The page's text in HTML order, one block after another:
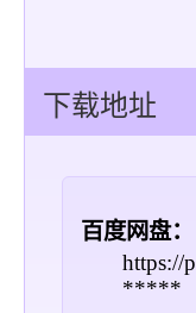
下载地址
百度网盘：
*****